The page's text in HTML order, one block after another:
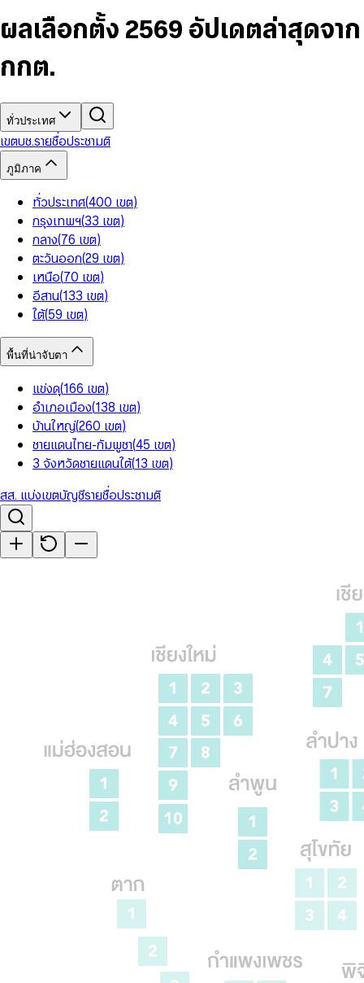
7
8
5
6
8
9
6
7
9
5
6
8
9
9
ผลเลือกตั้ง 2569 อัปเดตล่าสุดจาก
กกต.
ทั่วประเทศ
เขตบช.รายชื่อประชามติ
ภูมิภาค
ทั่วประเทศ(400 เขต)
กรุงเทพฯ(33 เขต)
กลาง(76 เขต)
ตะวันออก(29 เขต)
เหนือ(70 เขต)
อีสาน(133 เขต)
ใต้(59 เขต)
พื้นที่น่าจับตา
แข่งดุ(166 เขต)
อำเภอเมือง(138 เขต)
บ้านใหญ่(260 เขต)
ชายแดนไทย-กัมพูชา(45 เขต)
3 จังหวัดชายแดนใต้(13 เขต)
สส. แบ่งเขตบัญชีรายชื่อประชามติ